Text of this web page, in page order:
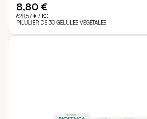
8,80 €
628,57 € / KG
PILULIER DE 30 GÉLULES VÉGÉTALES